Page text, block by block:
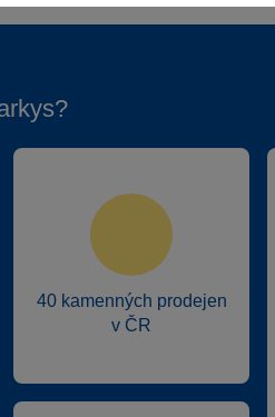
40 kamenných prodejen
v ČR